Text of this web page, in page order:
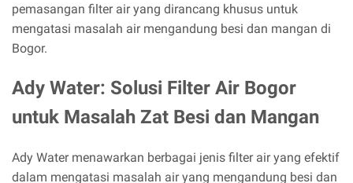
pemasangan filter air yang dirancang khusus untuk
mengatasi masalah air mengandung besi dan mangan di
Bogor.
Ady Water: Solusi Filter Air Bogor
untuk Masalah Zat Besi dan Mangan
Ady Water menawarkan berbagai jenis filter air yang efektif
dalam mengatasi masalah air yang mengandung besi dan